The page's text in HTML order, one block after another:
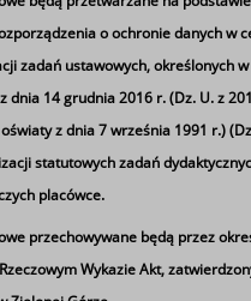
Logistyk z
dotyczące kierunku
o ochronie danych w
zadań ustawowych, określonych
dnia 14 grudnia 2016 r. (Dz. U. z
z dnia 7 września 1991 r.)
statutowych zadań
placówce.
przechowywane będą przez
Wykazie Akt,